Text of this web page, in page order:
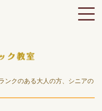
ンクのある大人の方、シニアの